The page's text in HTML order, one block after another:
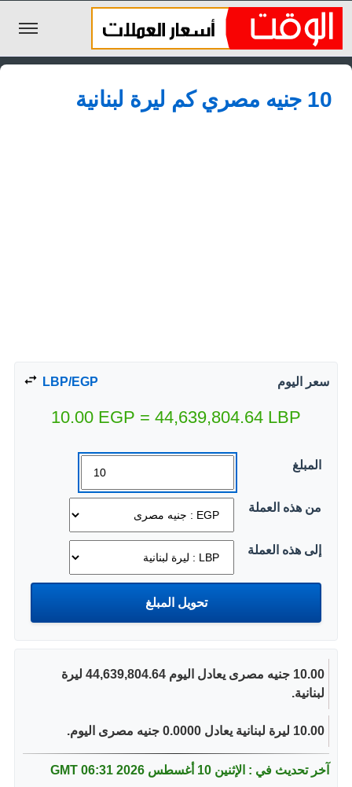
الليرة السورية
الجنيه المصري
10 جنيه مصري كم ليرة لبنانية
سعر اليوم LBP/EGP
10.00 EGP = 44,639,804.64 LBP
المبلغ
من هذه العملة
إلى هذه العملة
10.00 جنيه مصرى يعادل اليوم 44,639,804.64 ليرة
لبنانية.
10.00 ليرة لبنانية يعادل 0.0000 جنيه مصرى اليوم.
آخر تحديث في : الإثنين 10 أغسطس 2026 06:31 GMT